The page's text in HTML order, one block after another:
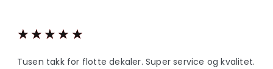
★ ★ ★ ★ ★
Tusen takk for flotte dekaler. Super service og kvalitet.